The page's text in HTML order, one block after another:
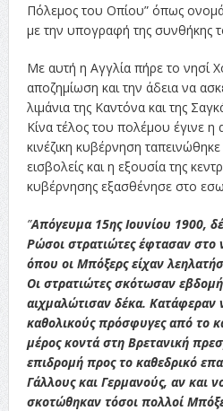
Πόλεμος του Οπίου” όπως
με την υπογραφή της συνθήκης
Με αυτή η Αγγλία πήρε το νησί
αποζημίωση και την άδεια να
λιμάνια της Καντόνα και της
Κίνα τέλος του πολέμου έγινε
κινέζικη κυβέρνηση
εισβολείς και η εξουσία της
κυβέρνησης εξασθένησε στο
”Απόγευμα 15ης Ιουνίου 1900,
Ρώσοι στρατιώτες έφτασαν στο
όπου οι Μπόξερς είχαν
Οι στρατιώτες σκότωσαν
αιχμαλώτισαν δέκα. Κατάφεραν
καθολικούς πρόσφυγες από το
μέρος κοντά στη Βρετανική
επιδρομή προς το καθεδρικό
Γάλλους και Γερμανούς, αν και
σκοτώθηκαν τόσοι πολλοί